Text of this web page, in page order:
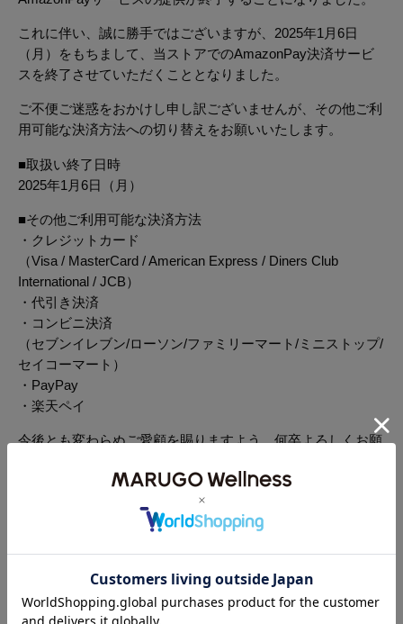
これに伴い、誠に勝手ではございますが、2025年1月6日
（月）をもちまして、当ストアでのAmazonPay決済サービ
スを終了させていただくこととなりました。
ご不便ご迷惑をおかけし申し訳ございませんが、その他ご利
用可能な決済方法への切り替えをお願いいたします。
■取扱い終了日時
2025年1月6日（月）
■その他ご利用可能な決済方法
・クレジットカード
（Visa / MasterCard / American Express / Diners Club
International / JCB）
・代引き決済
・コンビニ決済
（セブンイレブン/ローソン/ファミリーマート/ミニストップ/
セイコーマート）
・PayPay
・楽天ペイ
今後とも変わらぬご愛顧を賜りますよう、何卒よろしくお願
一覧へ戻る